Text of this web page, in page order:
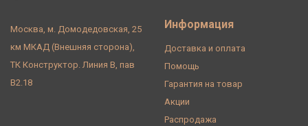
Москва, м. Домодедовская, 25
км МКАД (Внешняя сторона),
ТК Конструктор. Линия В, пав
В2.18
Информация
Доставка и оплата
Помощь
Гарантия на товар
Акции
Распродажа